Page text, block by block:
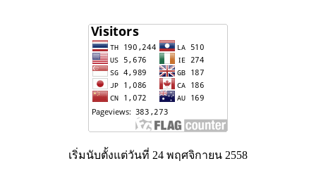
เริ่มนับตั้งแต่วันที่ 24 พฤศจิกายน 2558